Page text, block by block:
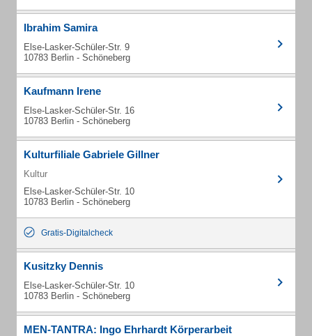
Ibrahim Samira
Else-Lasker-Schüler-Str. 9
10783 Berlin - Schöneberg
Kaufmann Irene
Else-Lasker-Schüler-Str. 16
10783 Berlin - Schöneberg
Kulturfiliale Gabriele Gillner
Kultur
Else-Lasker-Schüler-Str. 10
10783 Berlin - Schöneberg
Gratis-Digitalcheck
Kusitzky Dennis
Else-Lasker-Schüler-Str. 10
10783 Berlin - Schöneberg
MEN-TANTRA: Ingo Ehrhardt Körperarbeit